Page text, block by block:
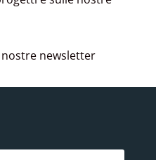
newsletter